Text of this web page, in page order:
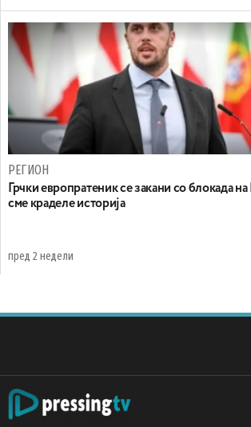
РЕГИОН
Грчки европратеник се закани со блокада
сме краделе историја
пред 2 недели